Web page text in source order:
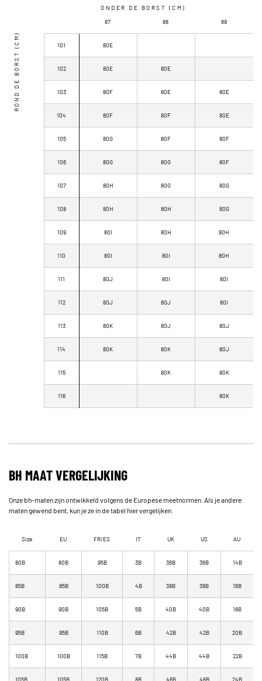
ONDER DE BORST (CM)
ROND DE BORST (CM)
87 88 89
101 80E
102 80E 80E
103 80F 80E 80E
104 80F 80F 80E
105 80G 80F 80F
106 80G 80G 80F
107 80H 80G 80G
108 80H 80H 80G
109 80I 80H 80H
110 80I 80I 80H
111 80J 80I 80I
112 80J 80J 80I
113 80K 80J 80J
114 80K 80K 80J
115 80K 80K
116 80K
BH MAAT VERGELIJKING
Onze bh-maten zijn ontwikkeld volgens de Europese meetnormen. Als je andere
maten gewend bent, kun je ze in de tabel hier vergelijken.
Size EU FR/ES IT UK US AU
80B 80B 95B 3B 36B 36B 14B
85B 85B 100B 4B 38B 38B 16B
90B 90B 105B 5B 40B 40B 18B
95B 95B 110B 6B 42B 42B 20B
100B 100B 115B 7B 44B 44B 22B
105B 105B 120B 8B 46B 46B 24B